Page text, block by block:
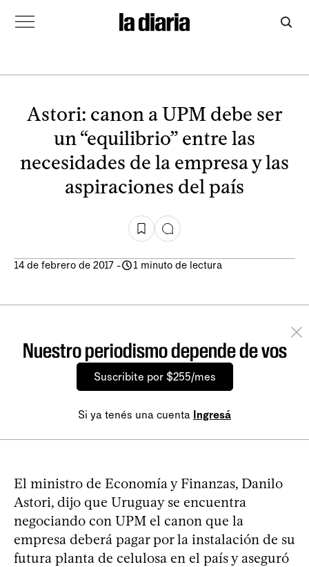
Astori: canon a UPM debe ser
un “equilibrio” entre las
necesidades de la empresa y las
aspiraciones del país
14 de febrero de 2017 - 1 minuto de lectura
Nuestro periodismo depende de vos
Suscribite por $255/mes
Si ya tenés una cuenta Ingresá
El ministro de Economía y Finanzas, Danilo
Astori, dijo que Uruguay se encuentra
negociando con UPM el canon que la
empresa deberá pagar por la instalación de su
futura planta de celulosa en el país y aseguró